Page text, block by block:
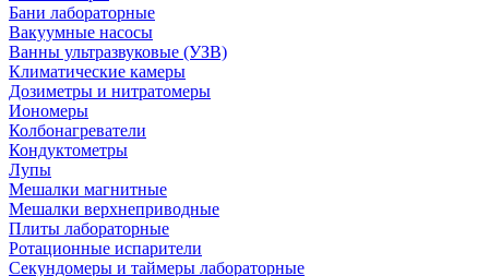
Бани лабораторные
Вакуумные насосы
Ванны ультразвуковые (УЗВ)
Климатические камеры
Дозиметры и нитратомеры
Иономеры
Колбонагреватели
Кондуктометры
Лупы
Мешалки магнитные
Мешалки верхнеприводные
Плиты лабораторные
Ротационные испарители
Секундомеры и таймеры лабораторные